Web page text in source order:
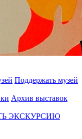
Поддержать музей
Архив выставок
ЭКСКУРСИЮ